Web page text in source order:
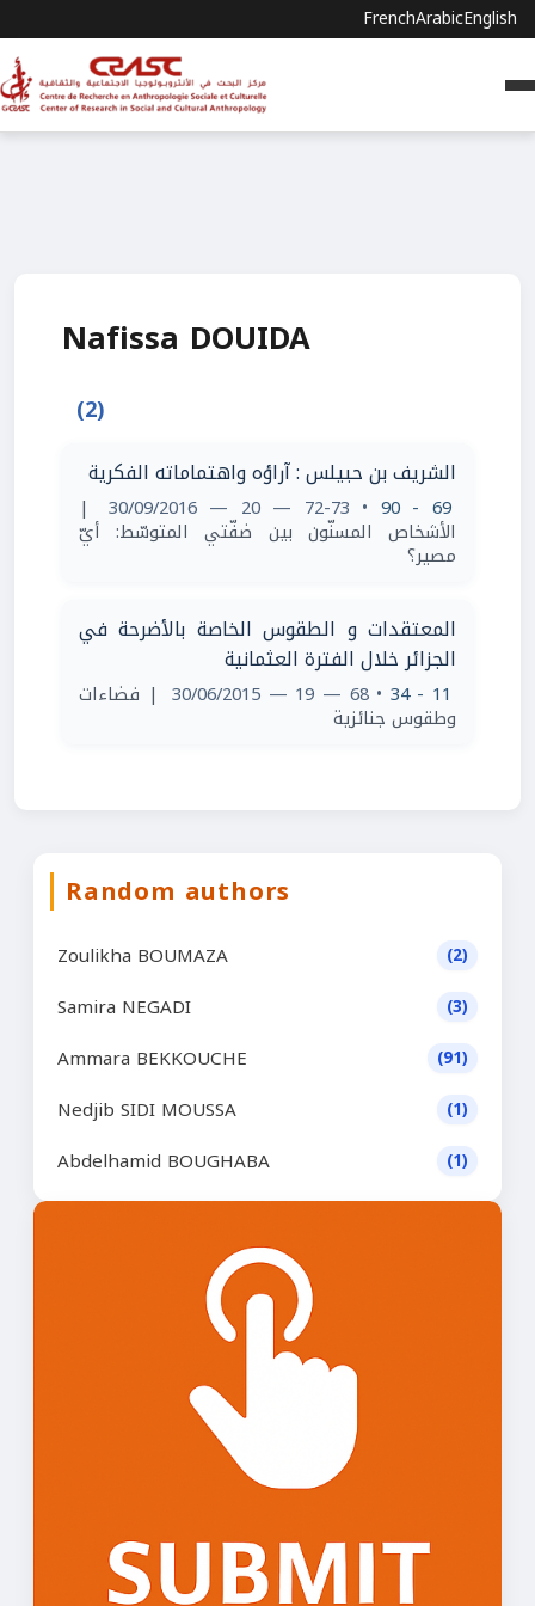
FrenchArabicEnglish
Nafissa DOUIDA
(2)
الشريف بن حبيلس : آراؤه واهتماماته الفكرية
69 - 90
• 72-73 — 20 — 30/09/2016
|
الأشخاص المسنّون بين ضفّتي المتوسّط: أيّ
مصير؟
المعتقدات و الطقوس الخاصة بالأضرحة في
الجزائر خلال الفترة العثمانية
11 - 34
• 68 — 19 — 30/06/2015 | فضاءات
وطقوس جنائزية
Random authors
Zoulikha BOUMAZA (2)
Samira NEGADI (3)
Ammara BEKKOUCHE (91)
Nedjib SIDI MOUSSA (1)
Abdelhamid BOUGHABA (1)